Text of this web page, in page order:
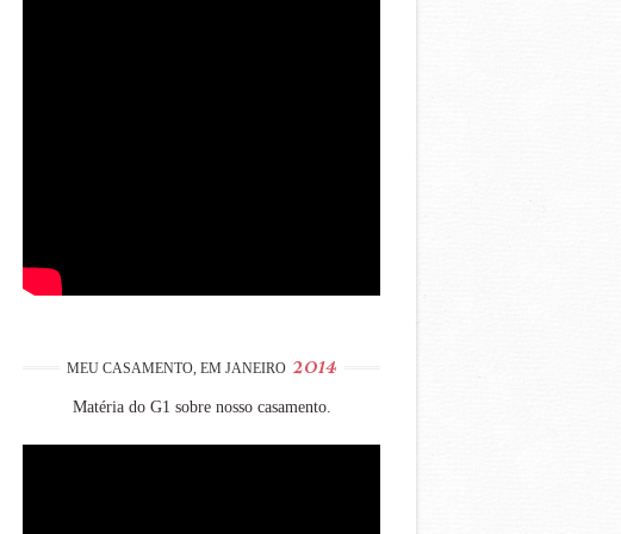
MEU CASAMENTO, EM JANEIRO 2014
Matéria do G1 sobre nosso casamento.